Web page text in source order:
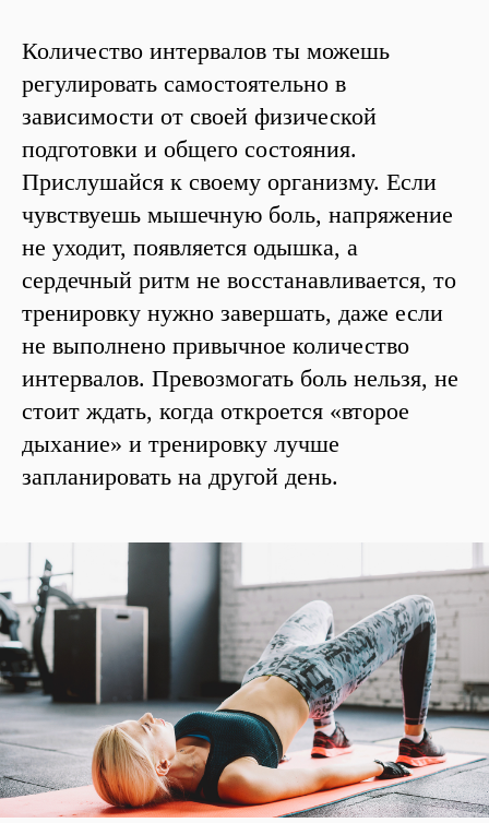
Количество интервалов ты можешь
регулировать самостоятельно в
зависимости от своей физической
подготовки и общего состояния.
Прислушайся к своему организму. Если
чувствуешь мышечную боль, напряжение
не уходит, появляется одышка, а
сердечный ритм не восстанавливается, то
тренировку нужно завершать, даже если
не выполнено привычное количество
интервалов. Превозмогать боль нельзя, не
стоит ждать, когда откроется «второе
дыхание» и тренировку лучше
запланировать на другой день.